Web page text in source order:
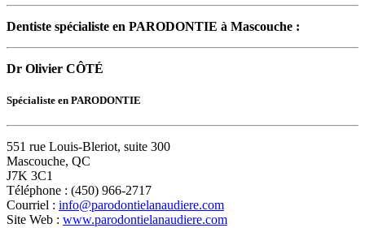
Dentiste spécialiste en PARODONTIE à Mascouche :
Dr Olivier CÔTÉ
Spécialiste en PARODONTIE
551 rue Louis-Bleriot, suite 300
Mascouche, QC
J7K 3C1
Téléphone : (450) 966-2717
Courriel : info@parodontielanaudiere.com
Site Web : www.parodontielanaudiere.com